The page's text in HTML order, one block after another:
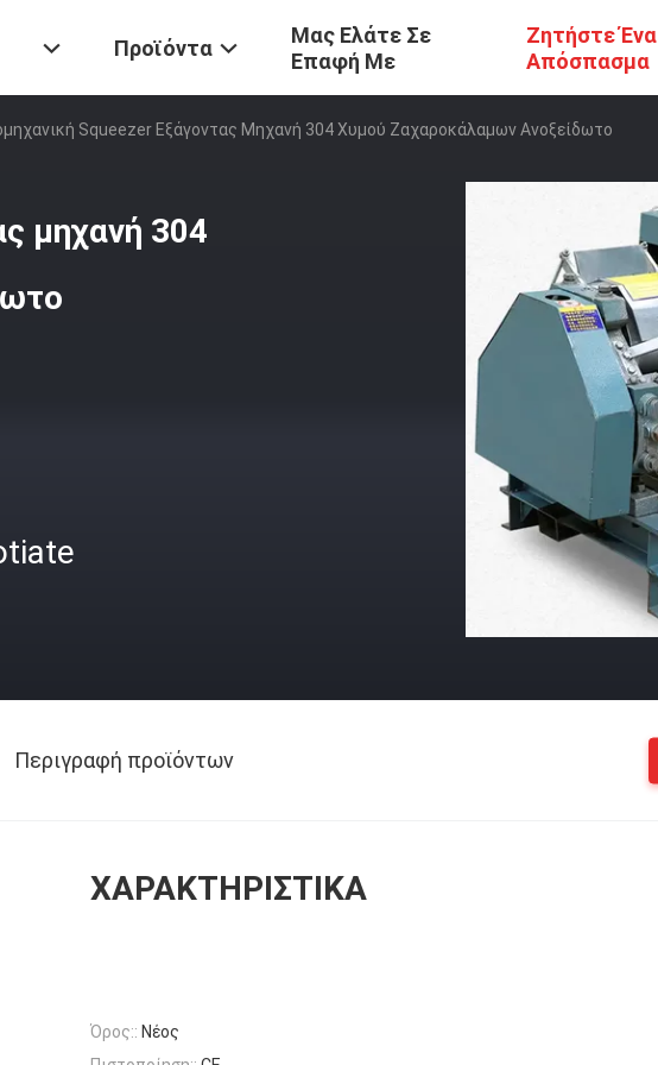
Προϊόντα
Μας Ελάτε Σε
Επαφή Με
Ζητήστε Ένα
Απόσπασμα
Squeezer Εξάγοντας Μηχανή 304 Χυμού Ζαχαροκάλαμων Ανοξείδωτο
μηχανή 304
Περιγραφή προϊόντων
ΧΑΡΑΚΤΗΡΙΣΤΙΚΆ
Όρος:: Νέος